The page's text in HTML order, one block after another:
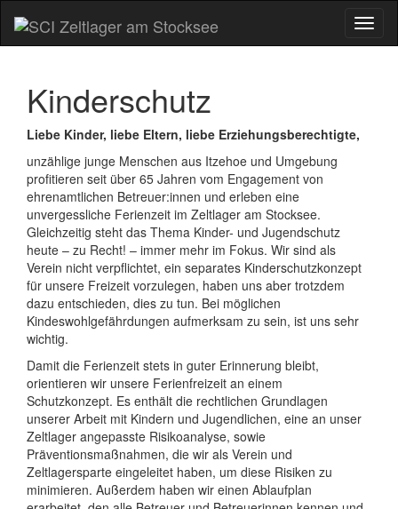
Kinderschutz
Liebe Kinder, liebe Eltern, liebe Erziehungsberechtigte,
unzählige junge Menschen aus Itzehoe und Umgebung
profitieren seit über 65 Jahren vom Engagement von
ehrenamtlichen Betreuer:innen und erleben eine
unvergessliche Ferienzeit im Zeltlager am Stocksee.
Gleichzeitig steht das Thema Kinder- und Jugendschutz
heute – zu Recht! – immer mehr im Fokus. Wir sind als
Verein nicht verpflichtet, ein separates Kinderschutzkonzept
für unsere Freizeit vorzulegen, haben uns aber trotzdem
dazu entschieden, dies zu tun. Bei möglichen
Kindeswohlgefährdungen aufmerksam zu sein, ist uns sehr
wichtig.
Damit die Ferienzeit stets in guter Erinnerung bleibt,
orientieren wir unsere Ferienfreizeit an einem
Schutzkonzept. Es enthält die rechtlichen Grundlagen
unserer Arbeit mit Kindern und Jugendlichen, eine an unser
Zeltlager angepasste Risikoanalyse, sowie
Präventionsmaßnahmen, die wir als Verein und
Zeltlagersparte eingeleitet haben, um diese Risiken zu
minimieren. Außerdem haben wir einen Ablaufplan